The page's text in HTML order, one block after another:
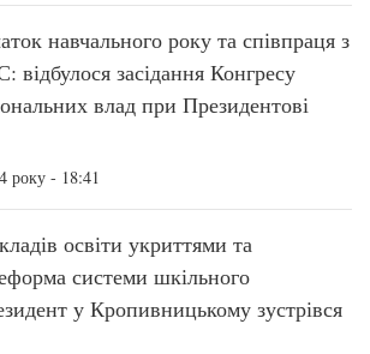
навчального року та співпраця з
відбулося засідання Конгресу
влад при Президентові
року - 18:41
освіти укриттями та
системи шкільного
у Кропивницькому зустрівся